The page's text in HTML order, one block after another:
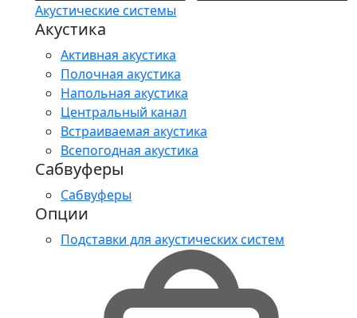
Акустические системы
Акустика
Активная акустика
Полочная акустика
Напольная акустика
Центральный канал
Встраиваемая акустика
Всепогодная акустика
Сабвуферы
Сабвуферы
Опции
Подставки для акустических систем